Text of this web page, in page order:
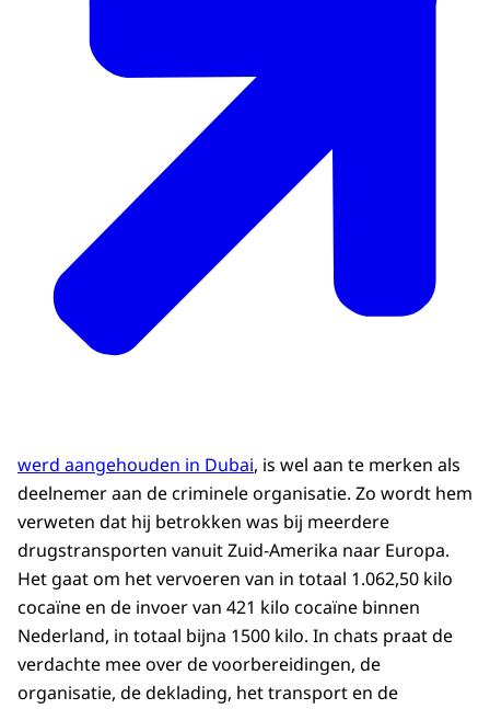
werd aangehouden in Dubai, is wel aan te merken als
deelnemer aan de criminele organisatie. Zo wordt hem
verweten dat hij betrokken was bij meerdere
drugstransporten vanuit Zuid-Amerika naar Europa.
Het gaat om het vervoeren van in totaal 1.062,50 kilo
cocaïne en de invoer van 421 kilo cocaïne binnen
Nederland, in totaal bijna 1500 kilo. In chats praat de
verdachte mee over de voorbereidingen, de
organisatie, de deklading, het transport en de